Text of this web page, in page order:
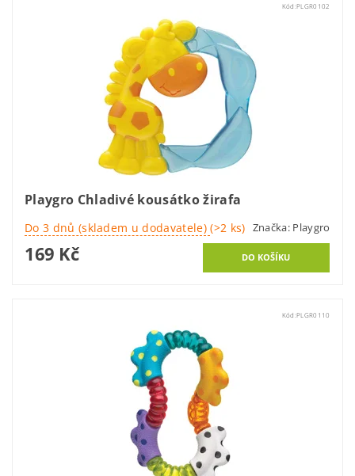
Kód: PLGR0102
Playgro Chladivé kousátko žirafa
Do 3 dnů (skladem u dodavatele)(>2 ks) Značka: Playgro
169 Kč
Kód: PLGR0110